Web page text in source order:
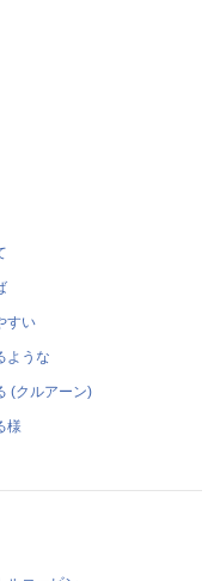
すい
ような
(クルアーン)
様